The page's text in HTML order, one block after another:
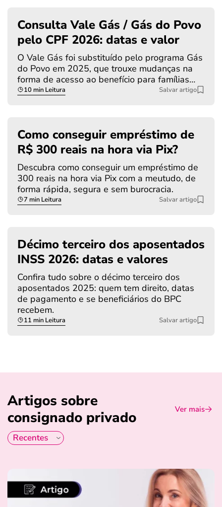
Consulta Vale Gás / Gás do Povo
pelo CPF 2026: datas e valor
O Vale Gás foi substituído pelo programa Gás
do Povo em 2025, que trouxe mudanças na
forma de acesso ao benefício para famílias…
10 min Leitura Salvar artigo
Como conseguir empréstimo de
R$ 300 reais na hora via Pix?
Descubra como conseguir um empréstimo de
300 reais na hora via Pix com a meutudo, de
forma rápida, segura e sem burocracia.
7 min Leitura Salvar artigo
Décimo terceiro dos aposentados
INSS 2026: datas e valores
Confira tudo sobre o décimo terceiro dos
aposentados 2025: quem tem direito, datas
de pagamento e se beneficiários do BPC
recebem.
11 min Leitura Salvar artigo
Artigos sobre
consignado privado
Ver mais